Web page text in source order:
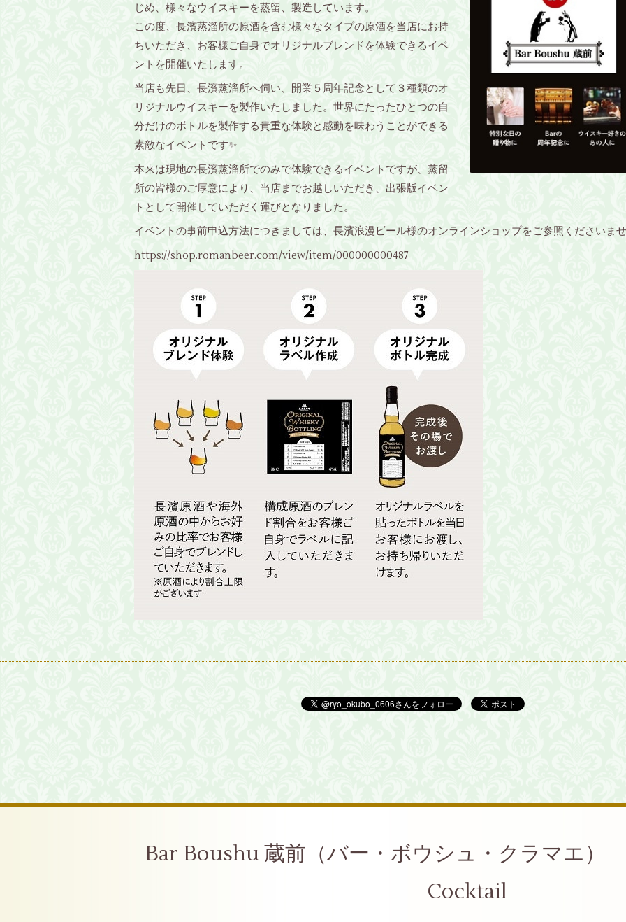
じめ、様々なウイスキーを蒸留、製造しています。
この度、長濱蒸溜所の原酒を含む様々なタイプの原酒を当店にお持
ちいただき、お客様ご自身でオリジナルブレンドを体験できるイベ
ントを開催いたします。
当店も先日、長濱蒸溜所へ伺い、開業５周年記念として３種類のオ
リジナルウイスキーを製作いたしました。世界にたったひとつの自
分だけのボトルを製作する貴重な体験と感動を味わうことができる
素敵なイベントです✨
本来は現地の長濱蒸溜所でのみで体験できるイベントですが、蒸留
所の皆様のご厚意により、当店までお越しいただき、出張版イベン
トとして開催していただく運びとなりました。
イベントの事前申込方法につきましては、長濱浪漫ビール様のオンラインショップをご参照くださいま
https://shop.romanbeer.com/view/item/000000000487
Bar Boushu 蔵前（バー・ボウシュ・クラマエ
Cocktail